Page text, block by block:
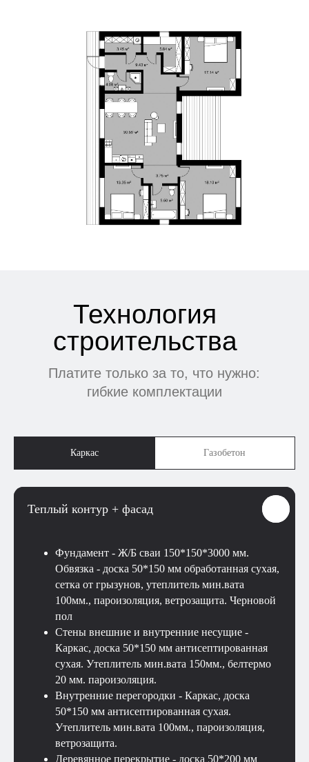
Каркас Газобетон
Теплый контур + фасад
Фундамент - Ж/Б сваи 150*150*3000 мм.
Обвязка - доска 50*150 мм обработанная сухая,
сетка от грызунов, утеплитель мин.вата
100мм., пароизоляция, ветрозащита. Черновой
пол
Стены внешние и внутренние несущие -
Каркас, доска 50*150 мм антисептированная
сухая. Утеплитель мин.вата 150мм., белтермо
20 мм. пароизоляция.
Внутренние перегородки - Каркас, доска
50*150 мм антисептированная сухая.
Утеплитель мин.вата 100мм., пароизоляция,
ветрозащита.
Деревянное перекрытие - доска 50*200 мм